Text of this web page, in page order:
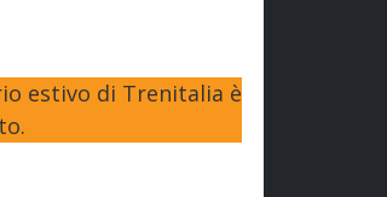
estivo di Trenitalia è